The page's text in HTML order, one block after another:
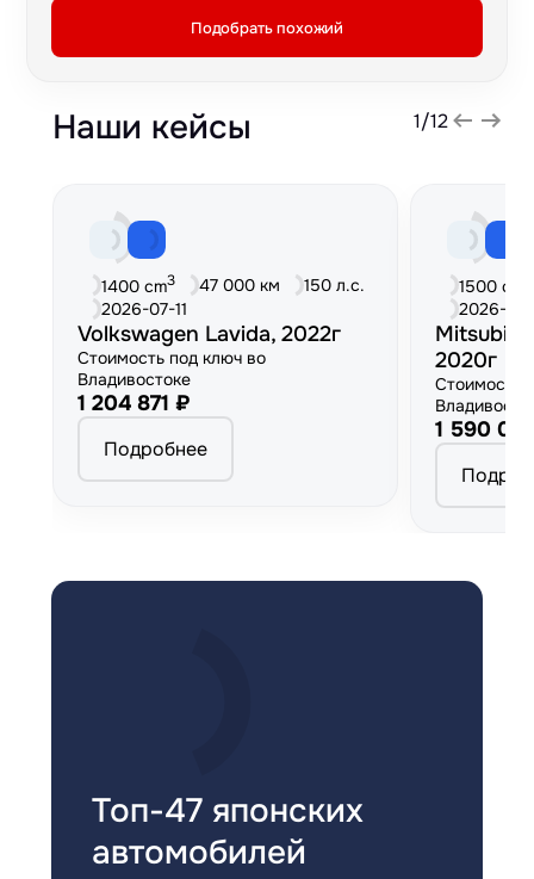
Подобрать похожий
Наши кейсы 1/12
1400 cm3 47 000 км
150 л.с.
2026-07-11
Volkswagen Lavida, 2022г
Стоимость под ключ во
Владивостоке
1 204 871 ₽
Подробнее
1500 cm
2026-
2020г
Стоимость
1 590
Топ-47 японских
автомобилей